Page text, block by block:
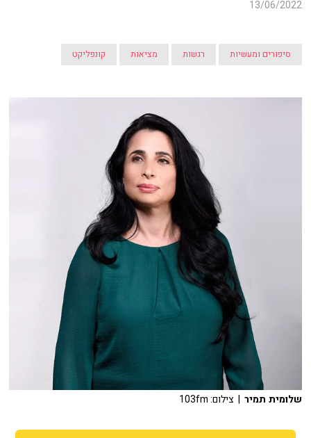
13/06/2022
סיפורים ומעשיות רגשות מציאות קונפליקט
שלומית תמיר | צילום: 103fm